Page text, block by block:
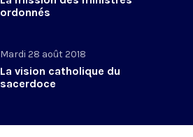
ordonnés
Mardi 28 août 2018
La vision catholique du
sacerdoce